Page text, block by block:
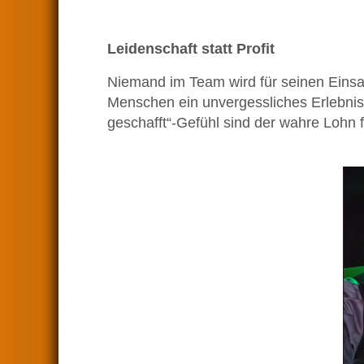
Leidenschaft statt Profit
Niemand im Team wird für seinen
Menschen ein unvergessliches
geschafft“-Gefühl sind der wahre Lohn